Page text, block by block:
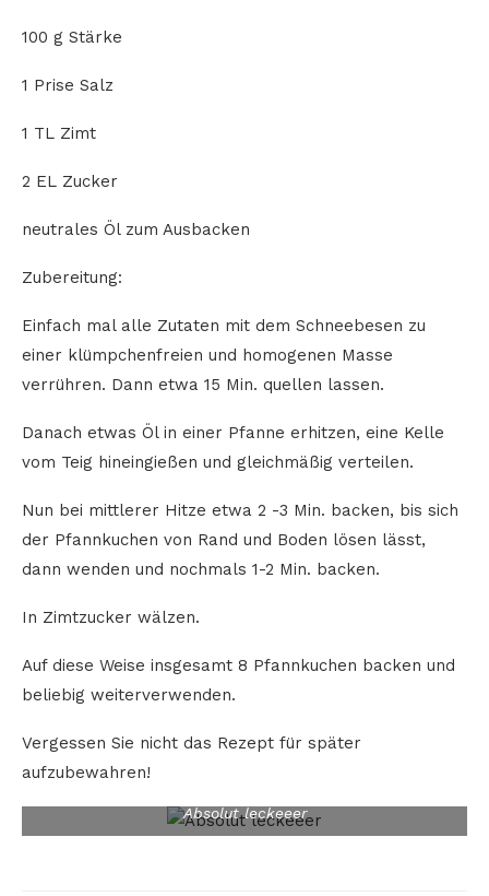
100 g Stärke
1 Prise Salz
1 TL Zimt
2 EL Zucker
neutrales Öl zum Ausbacken
Zubereitung:
Einfach mal alle Zutaten mit dem Schneebesen zu
einer klümpchenfreien und homogenen Masse
verrühren. Dann etwa 15 Min. quellen lassen.
Danach etwas Öl in einer Pfanne erhitzen, eine Kelle
vom Teig hineingießen und gleichmäßig verteilen.
Nun bei mittlerer Hitze etwa 2 -3 Min. backen, bis sich
der Pfannkuchen von Rand und Boden lösen lässt,
dann wenden und nochmals 1-2 Min. backen.
In Zimtzucker wälzen.
Auf diese Weise insgesamt 8 Pfannkuchen backen und
beliebig weiterverwenden.
Vergessen Sie nicht das Rezept für später
aufzubewahren!
Absolut leckeeer